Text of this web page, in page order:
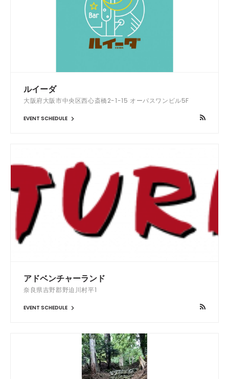
ルイーダ
大阪府大阪市中央区西心斎橋2-1-15 オーパスワンビル5F
EVENT SCHEDULE
アドベンチャーランド
奈良県吉野郡野迫川村平1
EVENT SCHEDULE